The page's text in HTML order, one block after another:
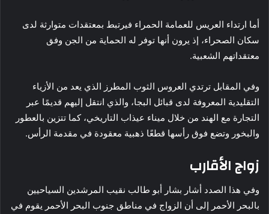
أما ارتداء العريس للعمامة الحمراء فيرتبط بمعتقدات متوارثة لدى
سكان الصحراء، إذ يرون أنها توفر له الحماية من الجن وفق
معتقداتهم الشعبية.
وفي المقابل ترتدي العروس الثوب المطرز الذي يعد من الأزياء
التقليدية المعروفة لدى قبائل البجا، والذي انتقل إليهم قديمًا عبر
التجارة مع الهند من خلال ميناء عيذاب التاريخي، كما تتزين بالعطور
والبخور وتضع فوق رأسها قطعًا ذهبية معقودة في مقدمة الرأس.
زواج الأقارب
وفي هذا الصدد أشار بشار أبو طالب نقيب المرشدين السياحيين
بالبحر الأحمر إلى أن الزواج في مناطق جنوب البحر الأحمر يقوم في